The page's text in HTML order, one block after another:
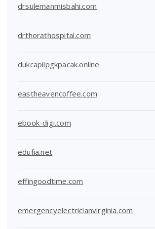
drsulemanmisbahi.com
drthorathospital.com
dukcapilpgkpacak.online
eastheavencoffee.com
ebook-digi.com
edufia.net
effingoodtime.com
emergencyelectricianvirginia.com